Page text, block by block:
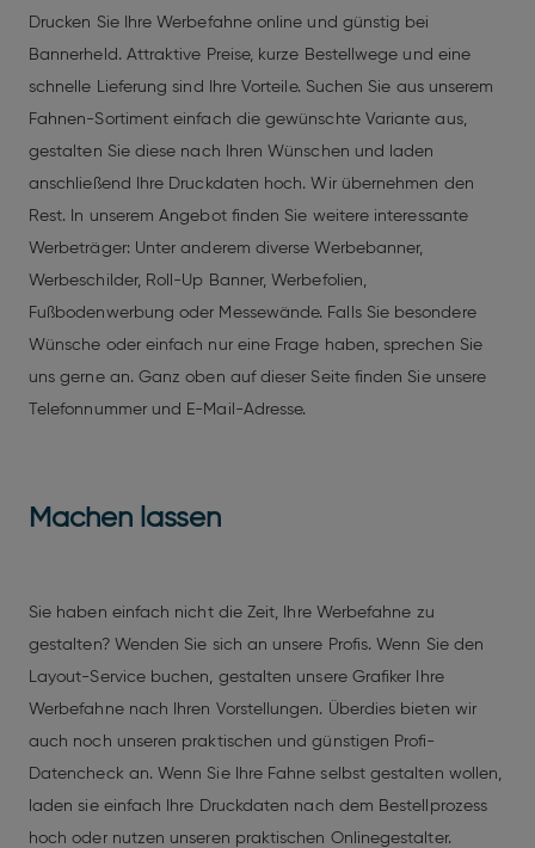
Drucken Sie Ihre Werbefahne online und günstig bei
Bannerheld. Attraktive Preise, kurze Bestellwege und eine
schnelle Lieferung sind Ihre Vorteile. Suchen Sie aus unserem
Fahnen-Sortiment einfach die gewünschte Variante aus,
gestalten Sie diese nach Ihren Wünschen und laden
anschließend Ihre Druckdaten hoch. Wir übernehmen den
Rest. In unserem Angebot finden Sie weitere interessante
Werbeträger: Unter anderem diverse Werbebanner,
Werbeschilder, Roll-Up Banner, Werbefolien,
Fußbodenwerbung oder Messewände. Falls Sie besondere
Wünsche oder einfach nur eine Frage haben, sprechen Sie
uns gerne an. Ganz oben auf dieser Seite finden Sie unsere
Telefonnummer und E-Mail-Adresse.
Machen lassen
Sie haben einfach nicht die Zeit, Ihre Werbefahne zu
gestalten? Wenden Sie sich an unsere Profis. Wenn Sie den
Layout-Service buchen, gestalten unsere Grafiker Ihre
Werbefahne nach Ihren Vorstellungen. Überdies bieten wir
auch noch unseren praktischen und günstigen Profi-
Datencheck an. Wenn Sie Ihre Fahne selbst gestalten wollen,
laden sie einfach Ihre Druckdaten nach dem Bestellprozess
hoch oder nutzen unseren praktischen Onlinegestalter.